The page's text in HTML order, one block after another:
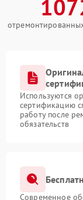
Используются
сертификацию
работу после
обязательств
Современное